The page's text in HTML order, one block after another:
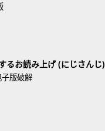
るお読み上げ (にじさんじ)
版破解